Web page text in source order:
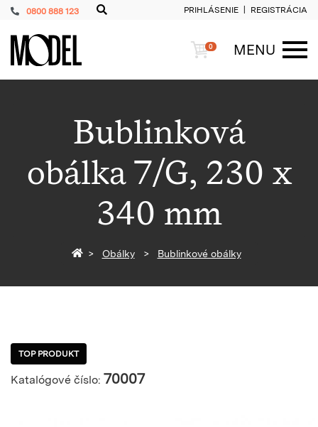
0800 888 123 PRIHLÁSENIE REGISTRÁCIA
PackShop Košík
0
MENU
Bublinková
obálka 7/G, 230 x
340 mm
Späť na homepage
Obálky Bublinkové obálky
TOP PRODUKT
Katalógové číslo: 70007